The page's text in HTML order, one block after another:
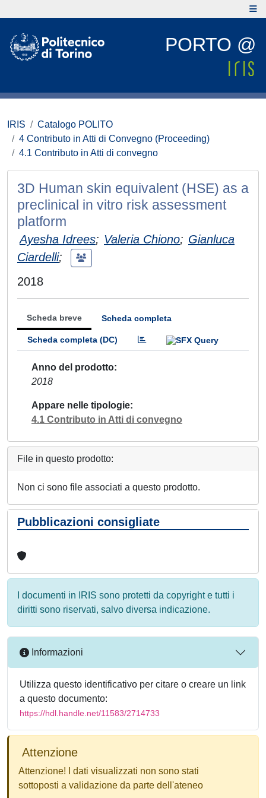
PORTO @
IRIS
Catalogo POLITO
4 Contributo in Atti di Convegno (Proceeding)
4.1 Contributo in Atti di convegno
3D Human skin equivalent (HSE) as a
preclinical in vitro risk assessment
platform
Ayesha Idrees; Valeria Chiono; Gianluca
Ciardelli;
2018
Scheda breve Scheda completa
Scheda completa (DC)
Anno del prodotto
2018
Appare nelle tipologie
4.1 Contributo in Atti di convegno
File in questo prodotto:
Non ci sono file associati a questo prodotto.
Pubblicazioni consigliate
I documenti in IRIS sono protetti da copyright e tutti i
diritti sono riservati, salvo diversa indicazione.
Informazioni
Utilizza questo identificativo per citare o creare un link
a questo documento:
https://hdl.handle.net/11583/2714733
Attenzione
Attenzione! I dati visualizzati non sono stati
sottoposti a validazione da parte dell'ateneo